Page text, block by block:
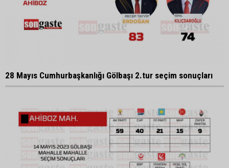
28 Mayıs Cumhurbaşkanlığı Gölbaşı 2.tur seçim sonuçları